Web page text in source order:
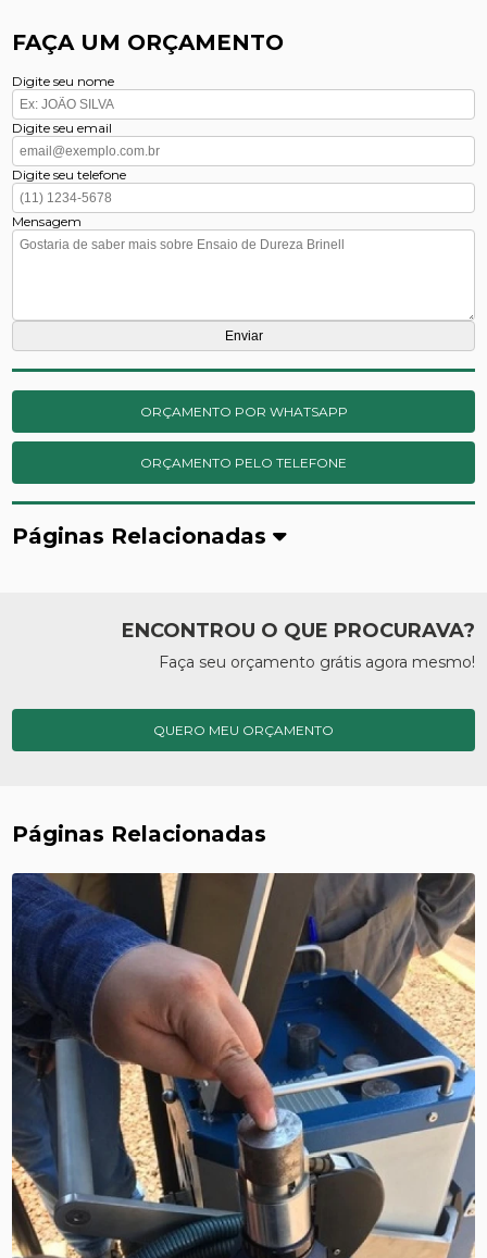
FAÇA UM ORÇAMENTO
Digite seu nome
Digite seu email
Digite seu telefone
Mensagem
ORÇAMENTO POR WHATSAPP
ORÇAMENTO PELO TELEFONE
Páginas Relacionadas
ENCONTROU O QUE PROCURAVA?
Faça seu orçamento grátis agora mesmo!
QUERO MEU ORÇAMENTO
Páginas Relacionadas